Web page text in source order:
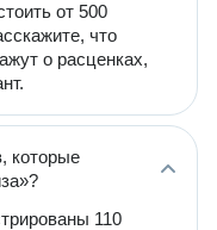
от 500
что
о расценках,
которые
110